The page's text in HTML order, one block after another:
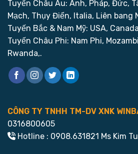
Tuyến Châu Âu: Anh, Pháp, Đức,
Mạch, Thụy Điển, Italia, Liên bang
Tuyến Bắc & Nam Mỹ: USA,
Tuyến Châu Phi: Nam Phi,
Rwanda,.
CÔNG TY TNHH TM-DV XNK
0316800605
Hotline : 0908.631821 Ms Kim